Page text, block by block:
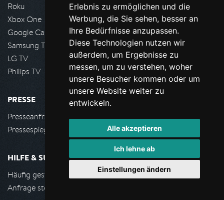
Erlebnis zu ermöglichen und die
Werbung, die Sie sehen, besser an
Ihre Bedürfnisse anzupassen.
Diese Technologien nutzen wir
außerdem, um Ergebnisse zu
messen, um zu verstehen, woher
unsere Besucher kommen oder um
unsere Website weiter zu
entwickeln.
Alle akzeptieren
Ich lehne ab
Einstellungen ändern
Roku
Xbox One
Google Cast
Samsung TV
LG TV
Philips TV
PRESSE
Presseanfrage stellen
Pressespiegel
HILFE & SUPPORT
Häufig gestellte Fragen
Anfrage stellen